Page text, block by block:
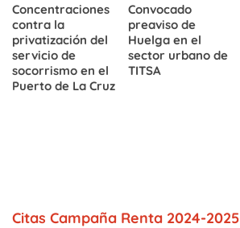
Concentraciones
contra la
privatización del
servicio de
socorrismo en el
Puerto de La Cruz
Convocado
preaviso de
Huelga en el
sector urbano de
TITSA
Citas Campaña Renta 2024-2025